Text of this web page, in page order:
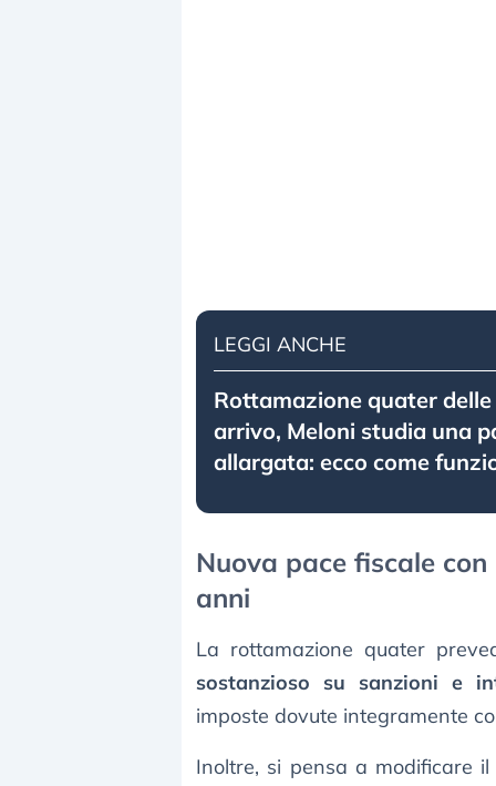
LEGGI ANCHE
Rottamazione quater
arrivo, Meloni studia una
allargata: ecco come
Nuova pace fiscale
anni
La rottamazione quater
sostanzioso su sanzioni e
imposte dovute integramente
Inoltre, si pensa a modificare